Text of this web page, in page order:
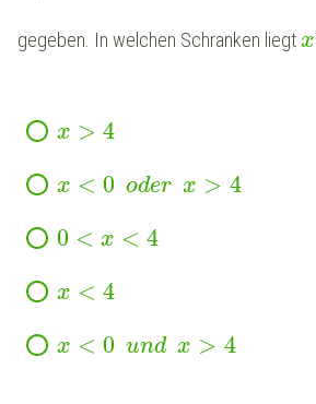
gegeben. In welchen Schranken liegtx
x > 4
x < 0 oder x > 4
0 < x < 4
x < 4
x < 0 und x > 4